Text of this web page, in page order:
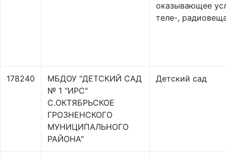
оказывающее
теле-,
178240
МБДОУ "ДЕТСКИЙ САД
№ 1 "ИРС"
С.ОКТЯБРЬСКОЕ
ГРОЗНЕНСКОГО
МУНИЦИПАЛЬНОГО
РАЙОНА"
Детский сад